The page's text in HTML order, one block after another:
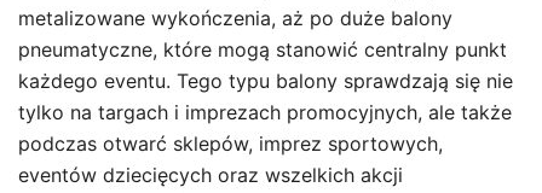
metalizowane wykończenia, aż po duże balony
pneumatyczne, które mogą stanowić centralny punkt
każdego eventu. Tego typu balony sprawdzają się nie
tylko na targach i imprezach promocyjnych, ale także
podczas otwarć sklepów, imprez sportowych,
eventów dziecięcych oraz wszelkich akcji